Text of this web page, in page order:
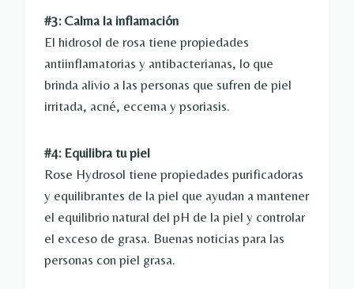
#3: Calma la inflamación
El hidrosol de rosa tiene propiedades
antiinflamatorias y antibacterianas, lo que
brinda alivio a las personas que sufren de piel
irritada, acné, eccema y psoriasis.
#4: Equilibra tu piel
Rose Hydrosol tiene propiedades purificadoras
y equilibrantes de la piel que ayudan a mantener
el equilibrio natural del pH de la piel y controlar
el exceso de grasa. Buenas noticias para las
personas con piel grasa.